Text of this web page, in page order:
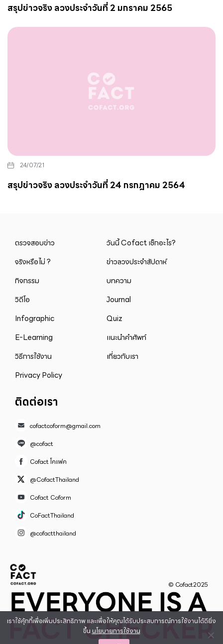
สรุปข่าวจริง ลวงประจำวันที่ 2 มกราคม 2565
24/07/21
สรุปข่าวจริง ลวงประจำวันที่ 24 กรกฎาคม 2564
ตรวจสอบข่าว
วันนี้ Cofact เช็กอะไร?
จริงหรือไม่ ?
ข่าวลวงประจำสัปดาห์
กิจกรรม
บทความ
วิดีโอ
Journal
Infographic
Quiz
E-Learning
แนะนำคำศัพท์
วิธีการใช้งาน
เกี่ยวกับเรา
Privacy Policy
ติดต่อเรา
cofactcoform@gmail.com
@cofact
Cofact โคแฟค
@CofactThailand
Cofact Coform
CoFactThailand
@cofactthailand
© Cofact2025
เราใช้คุ้กกี้เพื่อเพิ่มประสิทธิภาพ และเพื่อให้คุณได้รับประสบการณ์การใช้งานได้ดียิ่ง
ขึ้น นโยบายการใช้งาน